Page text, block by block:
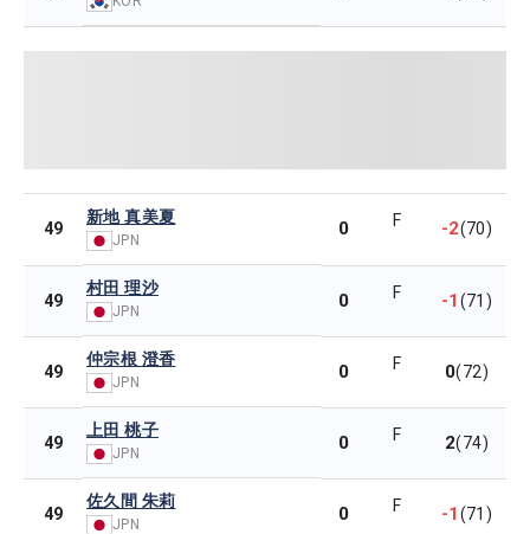
49
新地 真美夏
JPN
0 F -2(70)
49
村田 理沙
JPN 0 F -1(71)
49
仲宗根 澄香
JPN 0 F 0(72)
49
上田 桃子
JPN 0 F 2(74)
49
佐久間 朱莉
JPN 0 F -1(71)